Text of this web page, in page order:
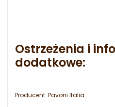
Ostrzeżenia i
dodatkowe:
Producent: Pavoni Italia